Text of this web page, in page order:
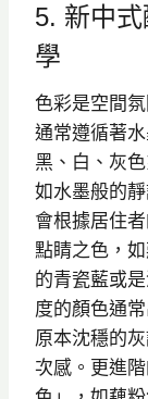
5. 新中
學
色彩是空間
通常遵循著
黑、白、灰
如水墨般的
會根據居住
點睛之色，
的青瓷藍或
度的顏色通
原本沈穩的
次感。更進